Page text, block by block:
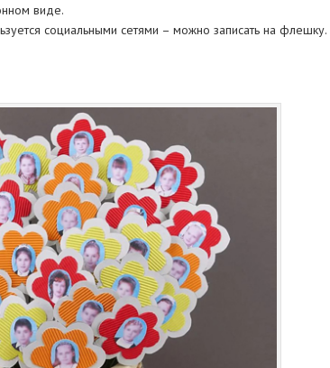
виде.
социальными сетями – можно записать на